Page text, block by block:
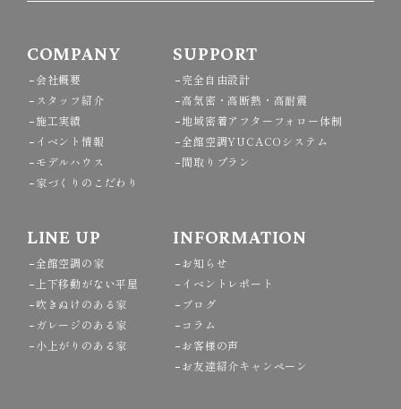
COMPANY
会社概要
スタッフ紹介
施工実績
イベント情報
モデルハウス
家づくりのこだわり
SUPPORT
完全自由設計
高気密・高断熱・高耐震
地域密着アフターフォロー体制
全館空調YUCACOシステム
間取りプラン
LINE UP
全館空調の家
上下移動がない平屋
吹きぬけのある家
ガレージのある家
小上がりのある家
INFORMATION
お知らせ
イベントレポート
ブログ
コラム
お客様の声
お友達紹介キャンペーン